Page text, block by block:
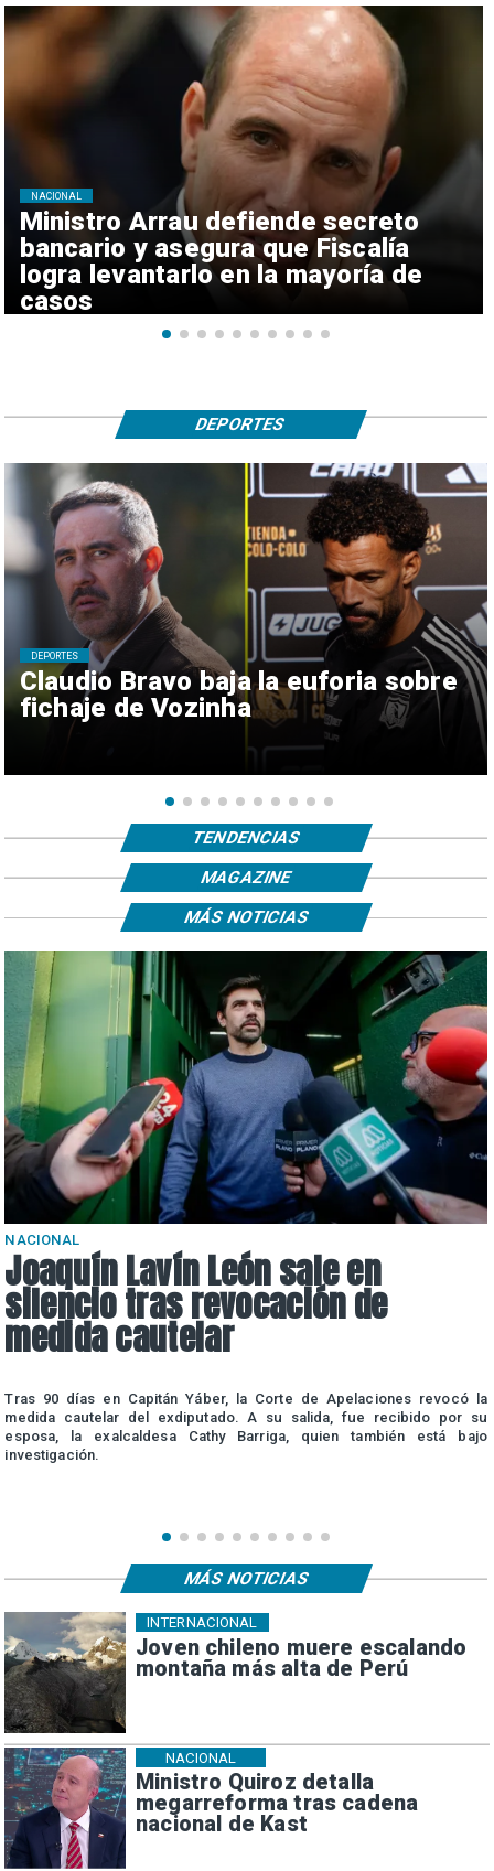
Ministro Arrau defiende secreto
bancario y asegura que Fiscalía
logra levantarlo en la mayoría de
casos
NACIONAL
Claudio Bravo baja la euforia sobre
fichaje de Vozinha
DEPORTES
DEPORTES
TENDENCIAS
MAGAZINE
NACIONAL
Joaquín Lavín León sale en
silencio tras revocación de
medida cautelar
Tras 90 días en Capitán Yáber, la Corte de Apelaciones revocó la
medida cautelar del exdiputado. A su salida, fue recibido por su
esposa, la exalcaldesa Cathy Barriga, quien también está bajo
investigación.
MÁS NOTICIAS
Joven chileno muere escalando
montaña más alta de Perú
INTERNACIONAL
Ministro Quiroz detalla
megarreforma tras cadena
nacional de Kast
NACIONAL
MÁS NOTICIAS